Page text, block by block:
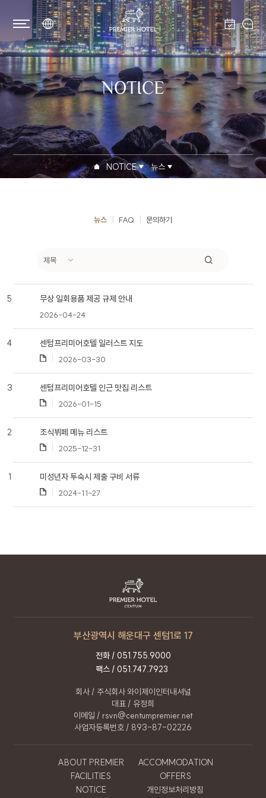
NOTICE
NOTICE 뉴스
뉴스 FAQ 문의하기
5 무상 일회용품 제공 규제 안내
2026-04-24
4 센텀프리미어호텔 일러스트 지도
2026-03-30
3 센텀프리미어호텔 인근 맛집 리스트
2026-01-15
2 조식뷔페 메뉴 리스트
2025-12-31
1 미성년자 투숙시 제출 구비 서류
2024-11-27
부산광역시 해운대구 센텀1로 17
전화 / 051.755.9000
팩스 / 051.747.7923
회사 / 주식회사 와이제이인터내셔널
대표 / 유정희
이메일 / rsvn@centumpremier.net
사업자등록번호 / 893-87-02226
ABOUT PREMIER
ACCOMMODATION
FACILITIES
OFFERS
NOTICE
개인정보처리방침
개인정보처리방침
이용 및 제반 서비스 제공시 개인정보보호법령에
따라 이용자의 개인정보 보호 및 권익을 보호하고
1. 개인정보 수집에 대한 동의
회사는 이용자가 개별 서비스 신청시 개인정보 수집
및 이용에 동의할 수 있는 절차를 마련하고 있습니다.
이용자는 동의를 거부할 수 있으며 동의를 거부하는
경우 해당 서비스 이용이 제한될 수 있습니다.
2. 개인정보 수집 및 이용 목적
회사가 이용자의 개인정보를 수집 및 이용하는
목적은 다음과 같습니다.
구분 이용목적
온라인 문의에 따른 의사 확인 및 본인
식별, 서비스 부정이용 방지, 각종
고지 및 안내, 분쟁 조정을 위한 기록
수집한 정보를 이용 목적 외의 목적으로 사용하지
이메일, 연락처, 문의내용
통해 개인정보를 수집합니다.
4. 개인정보 보유 및 이용기간
동의일로부터 1년간 이용자의 개인정보를 처리 및
보유합니다. 단, 관계법령의 규정에 따라 개인정보를
보유하여야 할 필요가 있을 경우 일정기간 보유되며